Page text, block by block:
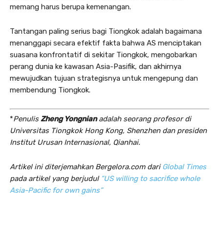
memang harus berupa kemenangan.
Tantangan paling serius bagi Tiongkok adalah bagaimana
menanggapi secara efektif fakta bahwa AS menciptakan
suasana konfrontatif di sekitar Tiongkok, mengobarkan
perang dunia ke kawasan Asia-Pasifik, dan akhirnya
mewujudkan tujuan strategisnya untuk mengepung dan
membendung Tiongkok.
*PenulisZheng Yongnianadalah seorang profesor di
Universitas Tiongkok Hong Kong, Shenzhen dan presiden
Institut Urusan Internasional, Qianhai.
Artikel ini diterjemahkan Bergelora.com dariGlobal Times
pada artikel yang berjudul “US willing to sacrifice whole
Asia-Pacific for own gains”